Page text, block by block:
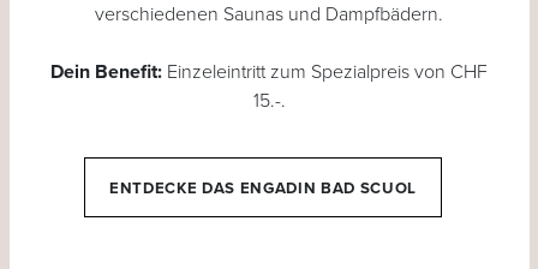
verschiedenen Saunas und Dampfbädern.
Dein Benefit: Einzeleintritt zum Spezialpreis von CHF
15.-.
ENTDECKE DAS ENGADIN BAD SCUOL